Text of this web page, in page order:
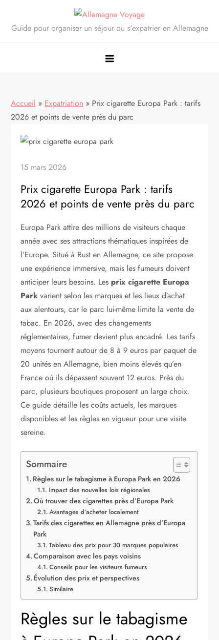
contentGuide pour organiser un séjour ou s'expatrier en Allemagne
Accueil » Expatriation » Prix cigarette Europa Park : tarifs
2026 et points de vente près du parc
15 mars 2026
Prix cigarette Europa Park : tarifs
2026 et points de vente près du parc
Europa Park attire des millions de visiteurs chaque
année avec ses attractions thématiques inspirées de
l’Europe. Situé à Rust en Allemagne, ce site propose
une expérience immersive, mais les fumeurs doivent
anticiper leurs besoins. Les prix cigarette Europa
Park varient selon les marques et les lieux d’achat
aux alentours, car le parc lui-même limite la vente de
tabac. En 2026, avec des changements
réglementaires, fumer devient plus encadré. Les tarifs
moyens tournent autour de 8 à 9 euros par paquet de
20 unités en Allemagne, bien moins élevés qu’en
France où ils dépassent souvent 12 euros. Près du
parc, plusieurs boutiques proposent un large choix.
Ce guide détaille les coûts actuels, les marques
disponibles et les règles en vigueur pour une visite
sereine.
Sommaire
Règles sur le tabagisme à Europa Park en 2026
Impact des nouvelles lois régionales
Où trouver des cigarettes près d’Europa Park
Avantages d’acheter localement
Tarifs des cigarettes en Allemagne près d’Europa
Park
Tableau des prix pour 30 marques populaires
Comparaison avec les pays voisins
Conseils pour les visiteurs fumeurs
Évolution des prix et perspectives
Similaire
Règles sur le tabagisme